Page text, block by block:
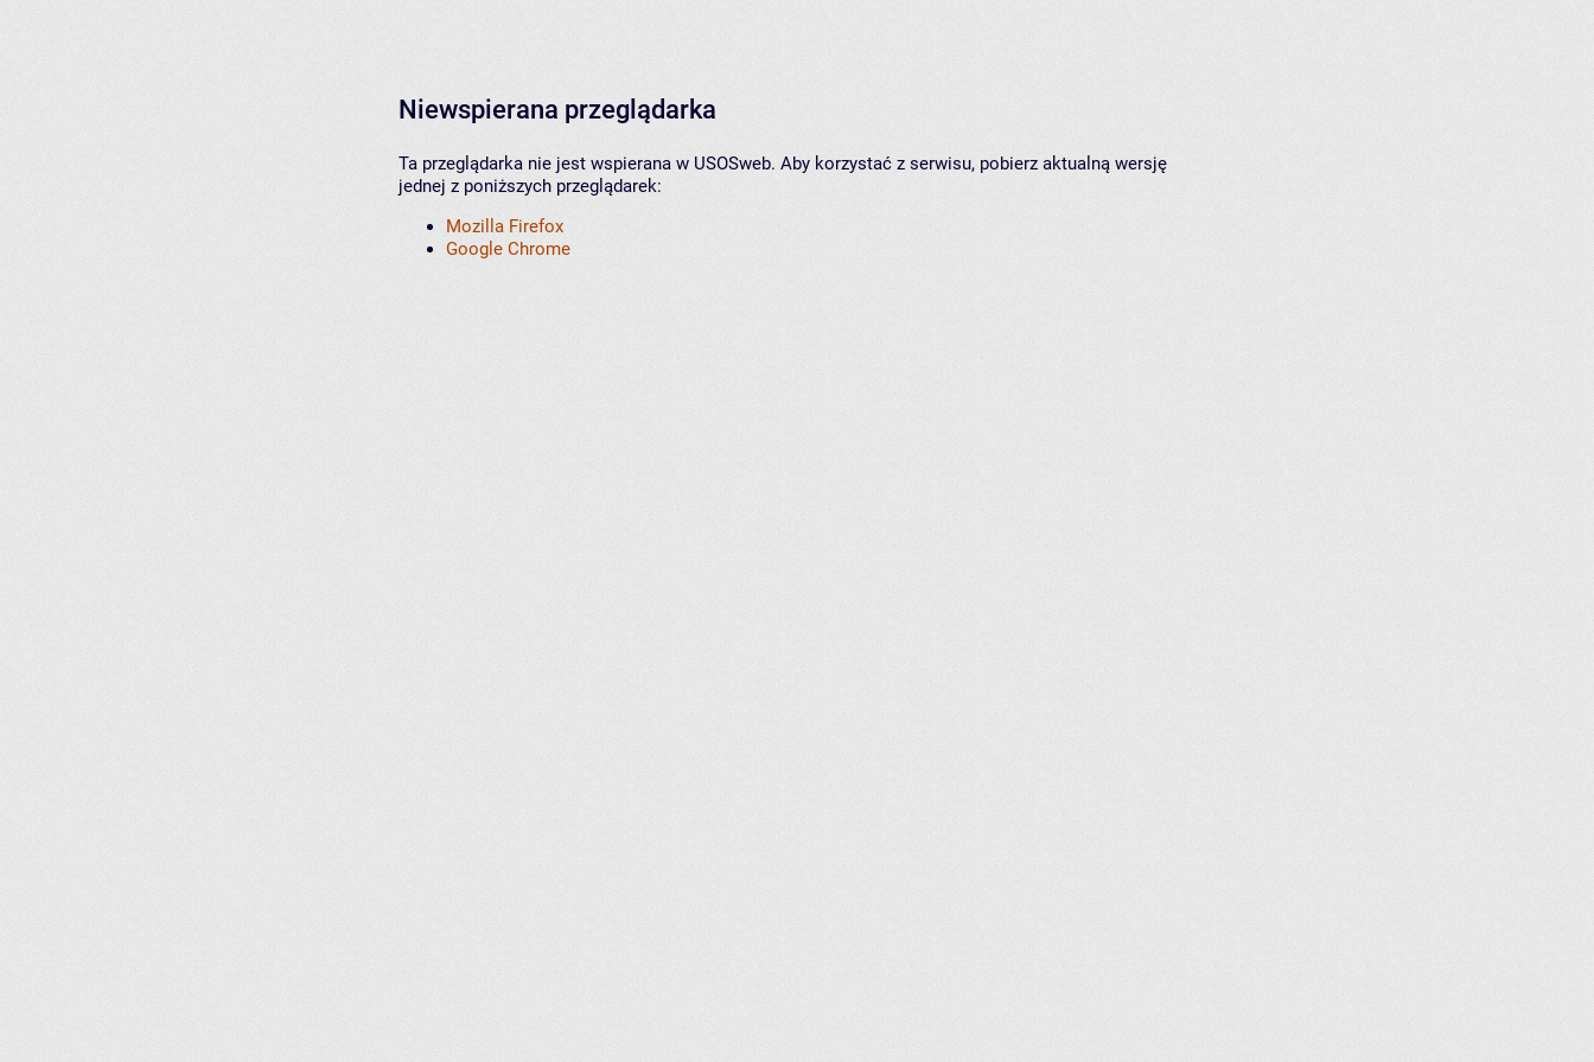
Niewspierana przeglądarka
Ta przeglądarka nie jest wspierana w USOSweb. Aby korzystać z serwisu, pobierz aktualną wersję
jednej z poniższych przeglądarek:
Mozilla Firefox
Google Chrome